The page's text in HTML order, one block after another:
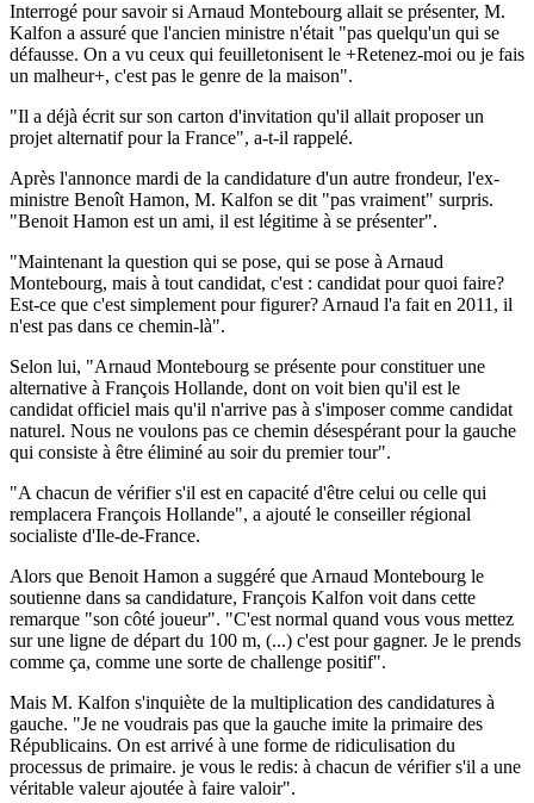
Interrogé pour savoir si Arnaud Montebourg allait se présenter, M.
Kalfon a assuré que l'ancien ministre n'était "pas quelqu'un qui se
défausse. On a vu ceux qui feuilletonisent le +Retenez-moi ou je fais
un malheur+, c'est pas le genre de la maison".
"Il a déjà écrit sur son carton d'invitation qu'il allait proposer un
projet alternatif pour la France", a-t-il rappelé.
Après l'annonce mardi de la candidature d'un autre frondeur, l'ex-
ministre Benoît Hamon, M. Kalfon se dit "pas vraiment" surpris.
"Benoit Hamon est un ami, il est légitime à se présenter".
"Maintenant la question qui se pose, qui se pose à Arnaud
Montebourg, mais à tout candidat, c'est : candidat pour quoi faire?
Est-ce que c'est simplement pour figurer? Arnaud l'a fait en 2011, il
n'est pas dans ce chemin-là".
Selon lui, "Arnaud Montebourg se présente pour constituer une
alternative à François Hollande, dont on voit bien qu'il est le
candidat officiel mais qu'il n'arrive pas à s'imposer comme candidat
naturel. Nous ne voulons pas ce chemin désespérant pour la gauche
qui consiste à être éliminé au soir du premier tour".
"A chacun de vérifier s'il est en capacité d'être celui ou celle qui
remplacera François Hollande", a ajouté le conseiller régional
socialiste d'Ile-de-France.
Alors que Benoit Hamon a suggéré que Arnaud Montebourg le
soutienne dans sa candidature, François Kalfon voit dans cette
remarque "son côté joueur". "C'est normal quand vous vous mettez
sur une ligne de départ du 100 m, (...) c'est pour gagner. Je le prends
comme ça, comme une sorte de challenge positif".
Mais M. Kalfon s'inquiète de la multiplication des candidatures à
gauche. "Je ne voudrais pas que la gauche imite la primaire des
Républicains. On est arrivé à une forme de ridiculisation du
processus de primaire. je vous le redis: à chacun de vérifier s'il a une
véritable valeur ajoutée à faire valoir".